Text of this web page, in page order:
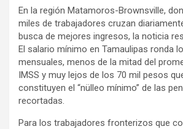
En la región Matamoros-Brownsville,
miles de trabajadores cruzan
busca de mejores ingresos, la noticia
El salario mínimo en Tamaulipas ronda
mensuales, menos de la mitad del
IMSS y muy lejos de los 70 mil pesos
constituyen el “nülleo mínimo” de las
recortadas.
Para los trabajadores fronterizos que